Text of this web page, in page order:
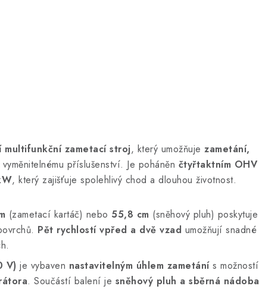
multifunkční zametací stroj, který umožňuje zametání,
příslušenství. Je poháněn čtyřtaktním OHV
, který zajišťuje spolehlivý chod a dlouhou životnost.
(zametací kartáč) nebo 55,8 cm (sněhový pluh) poskytuje
Pět rychlostí vpřed a dvě vzad umožňují snadné
V) je vybaven nastavitelným úhlem zametánís možností
. Součástí balení je sněhový pluh a sběrná nádoba